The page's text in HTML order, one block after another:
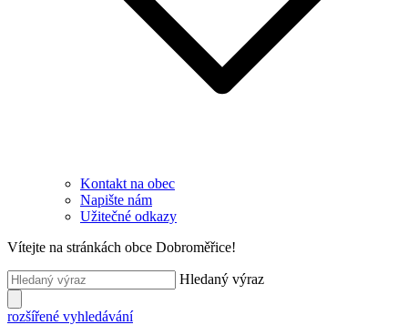
Kontakt na obec
Napište nám
Užitečné odkazy
Vítejte na stránkách obce Dobroměřice!
Hledaný výraz
rozšířené vyhledávání